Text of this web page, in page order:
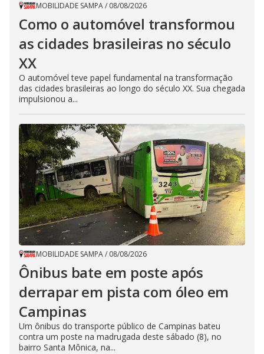
MOBILIDADE SAMPA/ 08/08/2026
Como o automóvel transformou
as cidades brasileiras no século
XX
O automóvel teve papel fundamental na transformação
das cidades brasileiras ao longo do século XX. Sua chegada
impulsionou a...
MOBILIDADE SAMPA/ 08/08/2026
Ônibus bate em poste após
derrapar em pista com óleo em
Campinas
Um ônibus do transporte público de Campinas bateu
contra um poste na madrugada deste sábado (8), no
bairro Santa Mônica, na...